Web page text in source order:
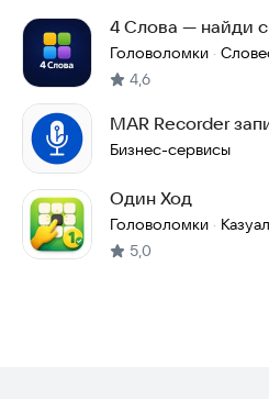
4 Слова — найди
Головоломки ·
4,6
MAR Recorder
Бизнес-сервисы
Один Ход
Головоломки ·
5,0